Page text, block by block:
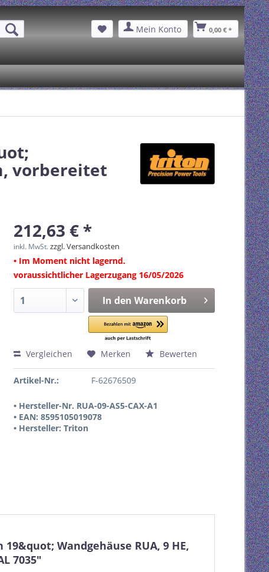
Mein Konto 0,00 € *
vorbereitet
212,63 € *
inkl. MwSt.zzgl. Versandkosten
• Im Moment nicht lagernd.
voraussichtlicher Lagerzugang 16/05/2026
In den Warenkorb
Vergleichen Merken Bewerten
Artikel-Nr.: F-62676509
• Hersteller-Nr. RUA-09-AS5-CAX-A1
• EAN: 8595105019078
• Hersteller: Triton
Wandgehäuse RUA, 9 HE,
7035"